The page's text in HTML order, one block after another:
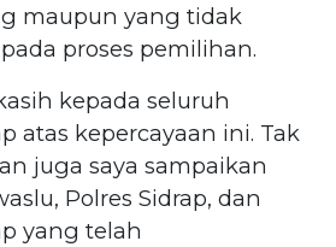
maupun yang tidak
proses pemilihan.
kepada seluruh
atas kepercayaan ini. Tak
juga saya sampaikan
Polres Sidrap, dan
yang telah